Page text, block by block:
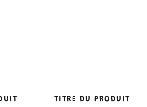
TITRE DU PRODUIT